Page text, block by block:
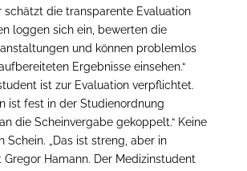
schätzt die transparente Evaluation
loggen sich ein, bewerten die
und können problemlos
Ergebnisse einsehen.“
ist zur Evaluation verpflichtet.
ist fest in der Studienordnung
die Scheinvergabe gekoppelt.“ Keine
Schein. „Das ist streng, aber in
Gregor Hamann. Der Medizinstudent